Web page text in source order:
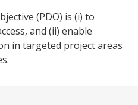
(PDO) is (i) to
and (ii) enable
in targeted project areas